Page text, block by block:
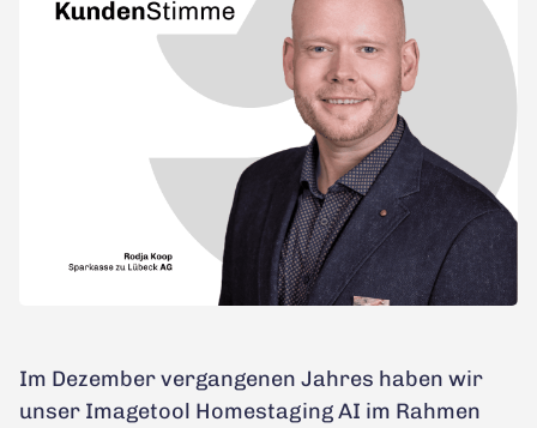
Im Dezember vergangenen Jahres haben wir
unser Imagetool Homestaging AI im Rahmen